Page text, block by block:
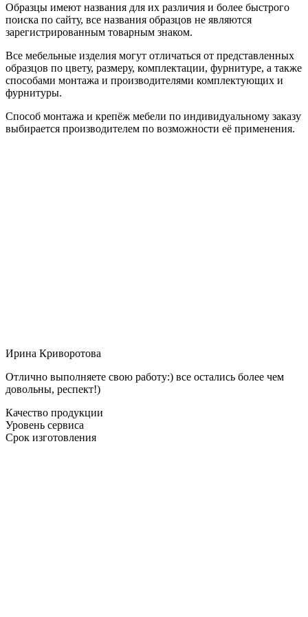
Образцы имеют названия для их различия и более быстрого
поиска по сайту, все названия образцов не являются
зарегистрированным товарным знаком.
Все мебельные изделия могут отличаться от представленных
образцов по цвету, размеру, комплектации, фурнитуре, а также
способами монтажа и производителями комплектующих и
фурнитуры.
Способ монтажа и крепёж мебели по индивидуальному заказу
выбирается производителем по возможности её применения.
Ирина Криворотова
Отлично выполняете свою работу:) все остались более чем
довольны, респект!)
Качество продукции
Уровень сервиса
Срок изготовления